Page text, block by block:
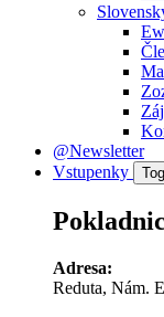
@Newsletter
Vstupenky
Adresa:
Reduta, Nám.